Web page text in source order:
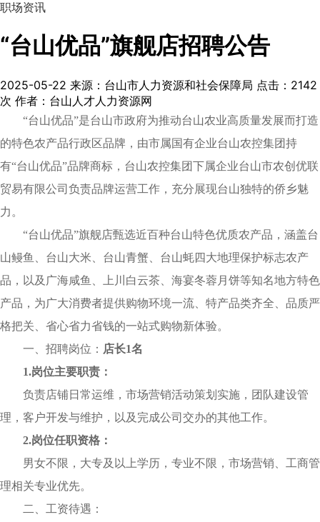
职场资讯
“台山优品”旗舰店招聘公告
2025-05-22 来源：台山市人力资源和社会保障局 点击： 2142
次 作者：台山人才人力资源网
“台山优品”是台山市政府为推动台山农业高质量发展而打造
的特色农产品行政区品牌，由市属国有企业台山农控集团持
有“台山优品”品牌商标，台山农控集团下属企业台山市农创优联
贸易有限公司负责品牌运营工作，充分展现台山独特的侨乡魅
力。
“台山优品”旗舰店甄选近百种台山特色优质农产品，涵盖台
山鳗鱼、台山大米、台山青蟹、台山蚝四大地理保护标志农产
品，以及广海咸鱼、上川白云茶、海宴冬蓉月饼等知名地方特色
产品，为广大消费者提供购物环境一流、特产品类齐全、品质严
格把关、省心省力省钱的一站式购物新体验。
一、招聘岗位： 店长1名
1.岗位主要职责 ：
负责店铺日常运维，市场营销活动策划实施，团队建设管
理，客户开发与维护，以及完成公司交办的其他工作。
2.岗位任职资格 ：
男女不限，大专及以上学历，专业不限，市场营销、工商管
理相关专业优先。
二、工资待遇：